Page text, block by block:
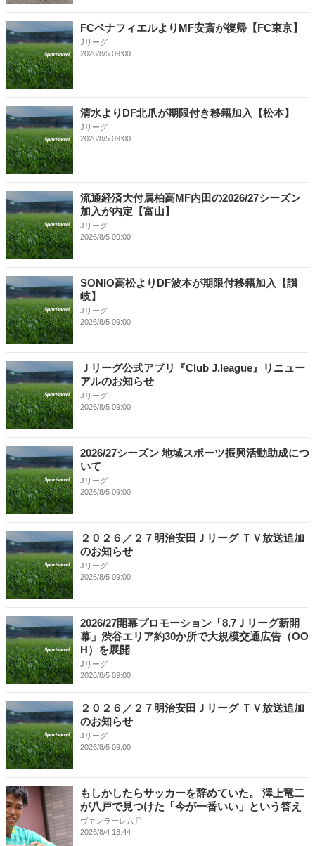
FCペナフィエルよりMF安斎が復帰【FC東京】
Jリーグ
2026/8/5 09:00
清水よりDF北爪が期限付き移籍加入【松本】
Jリーグ
2026/8/5 09:00
流通経済大付属柏高MF内田の2026/27シーズン
加入が内定【富山】
Jリーグ
2026/8/5 09:00
SONIO高松よりDF波本が期限付移籍加入【讃
岐】
Jリーグ
2026/8/5 09:00
Ｊリーグ公式アプリ『Club J.league』リニュー
アルのお知らせ
Jリーグ
2026/8/5 09:00
2026/27シーズン 地域スポーツ振興活動助成につ
いて
Jリーグ
2026/8/5 09:00
２０２６／２７明治安田Ｊリーグ ＴＶ放送追加
のお知らせ
Jリーグ
2026/8/5 09:00
2026/27開幕プロモーション「8.7Ｊリーグ新開
幕」渋谷エリア約30か所で大規模交通広告（OO
H）を展開
Jリーグ
2026/8/5 09:00
２０２６／２７明治安田Ｊリーグ ＴＶ放送追加
のお知らせ
Jリーグ
2026/8/5 09:00
もしかしたらサッカーを辞めていた。 澤上竜二
が八戸で見つけた「今が一番いい」という答え
ヴァンラーレ八戸
2026/8/4 18:44